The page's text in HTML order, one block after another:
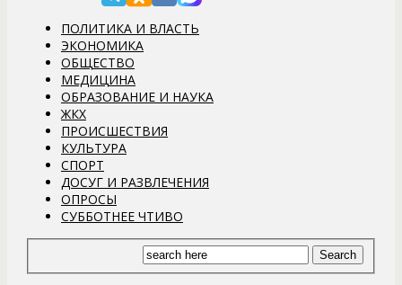
ПОЛИТИКА И ВЛАСТЬ
ЭКОНОМИКА
ОБЩЕСТВО
МЕДИЦИНА
ОБРАЗОВАНИЕ И НАУКА
ЖКХ
ПРОИСШЕСТВИЯ
КУЛЬТУРА
СПОРТ
ДОСУГ И РАЗВЛЕЧЕНИЯ
ОПРОСЫ
СУББОТНЕЕ ЧТИВО